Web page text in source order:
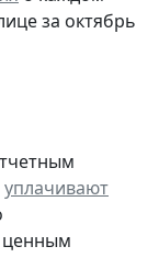
за октябрь
уплачивают
ценным